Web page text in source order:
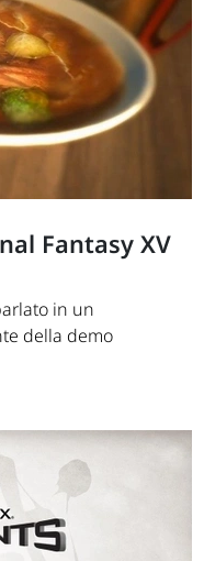
Fantasy XV
in un
della demo